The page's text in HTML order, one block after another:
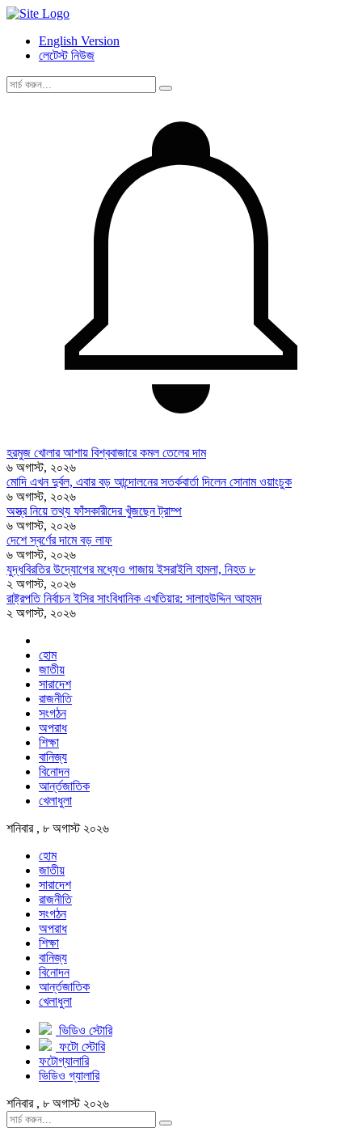
English Version
লেটেস্ট নিউজ
হরমুজ খোলার আশায় বিশ্ববাজারে কমল তেলের দাম
৬ অগাস্ট, ২০২৬
মোদি এখন দুর্বল, এবার বড় আন্দোলনের সতর্কবার্তা দিলেন সোনাম ওয়াংচুক
৬ অগাস্ট, ২০২৬
অস্ত্র নিয়ে তথ্য ফাঁসকারীদের খুঁজছেন ট্রাম্প
৬ অগাস্ট, ২০২৬
দেশে স্বর্ণের দামে বড় লাফ
৬ অগাস্ট, ২০২৬
যুদ্ধবিরতির উদ্যোগের মধ্যেও গাজায় ইসরাইলি হামলা, নিহত ৮
২ অগাস্ট, ২০২৬
রাষ্ট্রপতি নির্বাচন ইসির সাংবিধানিক এখতিয়ার: সালাহউদ্দিন আহমদ
২ অগাস্ট, ২০২৬
হোম
জাতীয়
সারাদেশ
রাজনীতি
সংগঠন
অপরাধ
শিক্ষা
বানিজ্য
বিনোদন
আর্ন্তজাতিক
খেলাধুলা
শনিবার , ৮ অগাস্ট ২০২৬
হোম
জাতীয়
সারাদেশ
রাজনীতি
সংগঠন
অপরাধ
শিক্ষা
বানিজ্য
বিনোদন
আর্ন্তজাতিক
খেলাধুলা
ভিডিও স্টোরি
ফটো স্টোরি
ফটোগ্যালারি
ভিডিও গ্যালারি
শনিবার , ৮ অগাস্ট ২০২৬